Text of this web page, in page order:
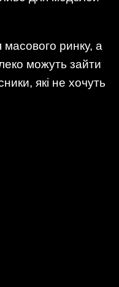
ринку, а
можуть зайти
які не хочуть